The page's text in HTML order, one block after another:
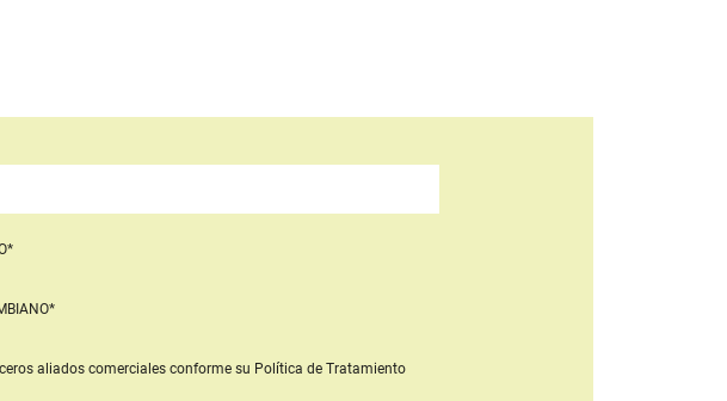
aliados comercialesconforme su Política de Tratamiento